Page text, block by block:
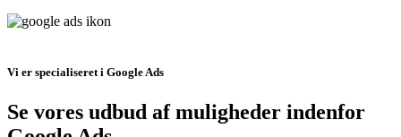
Vi er specialiseret i Google Ads
Se vores udbud af muligheder indenfor